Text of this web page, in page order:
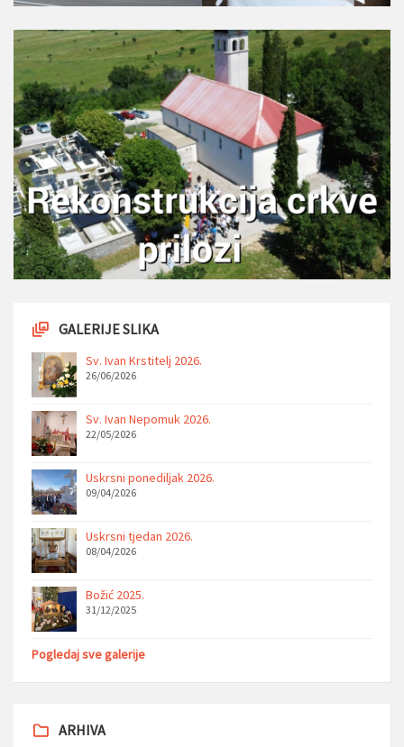
GALERIJE SLIKA
Sv. Ivan Krstitelj 2026.
26/06/2026
Sv. Ivan Nepomuk 2026.
22/05/2026
Uskrsni ponediljak 2026.
09/04/2026
Uskrsni tjedan 2026.
08/04/2026
Božić 2025.
31/12/2025
Pogledaj sve galerije
ARHIVA